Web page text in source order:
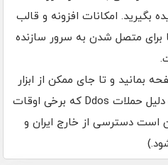
بگیرید. امکانات افزونه و قالب
متصل شدن به سرور سازنده
بمانید و تا جای ممکن از ابزار
های پروکسی استفاده نکنید.(به دلیل حملات Ddos که برخی اوقات
دسترسی از خارج ایران و